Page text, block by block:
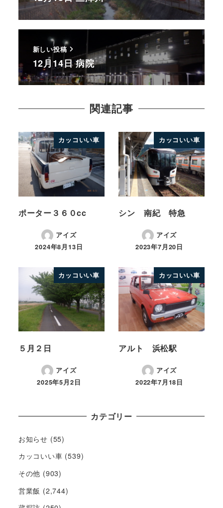
新しい投稿
12月14日 病院
関連記事
カッコいい車
ポーター３６０cc
アイズ
2024年8月13日
カッコいい車
シン 南紀 特急
アイズ
2023年7月20日
カッコいい車
５月２日
アイズ
2025年5月2日
カッコいい車
アルト 浜松駅
アイズ
2022年7月18日
カテゴリー
お知らせ (55)
カッコいい車 (539)
その他 (903)
営業飯 (2,744)